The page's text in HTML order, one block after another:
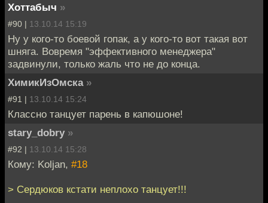
Хоттабыч »
#90 | 13.10.14 15:19
Ну у кого-то боевой гопак, а у кого-то вот такая вот
шняга. Вовремя "эффективного менеджера"
задвинули, только жаль что не до конца.
ХимикИзОмска »
#91 | 13.10.14 15:24
Классно танцует парень в капюшоне!
stary_dobry »
#92 | 13.10.14 15:28
Кому: Koljan, #18
> Сердюков кстати неплохо танцует!!!